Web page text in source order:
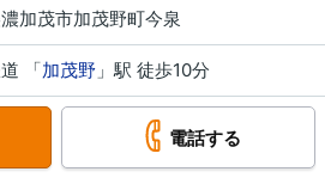
加茂市加茂野町今泉
「加茂野 」駅 徒歩10分
電話する